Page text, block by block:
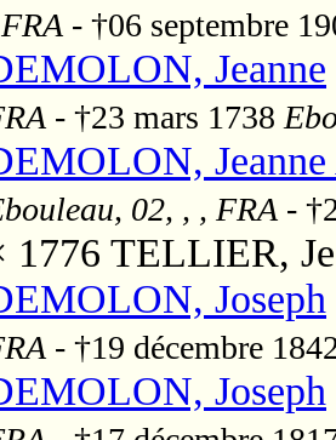
- †06 septembre
Jeanne
- †23 mars 1738
02, , , FRA -
1776 TELLIER,
Joseph
- †19 décembre
Joseph